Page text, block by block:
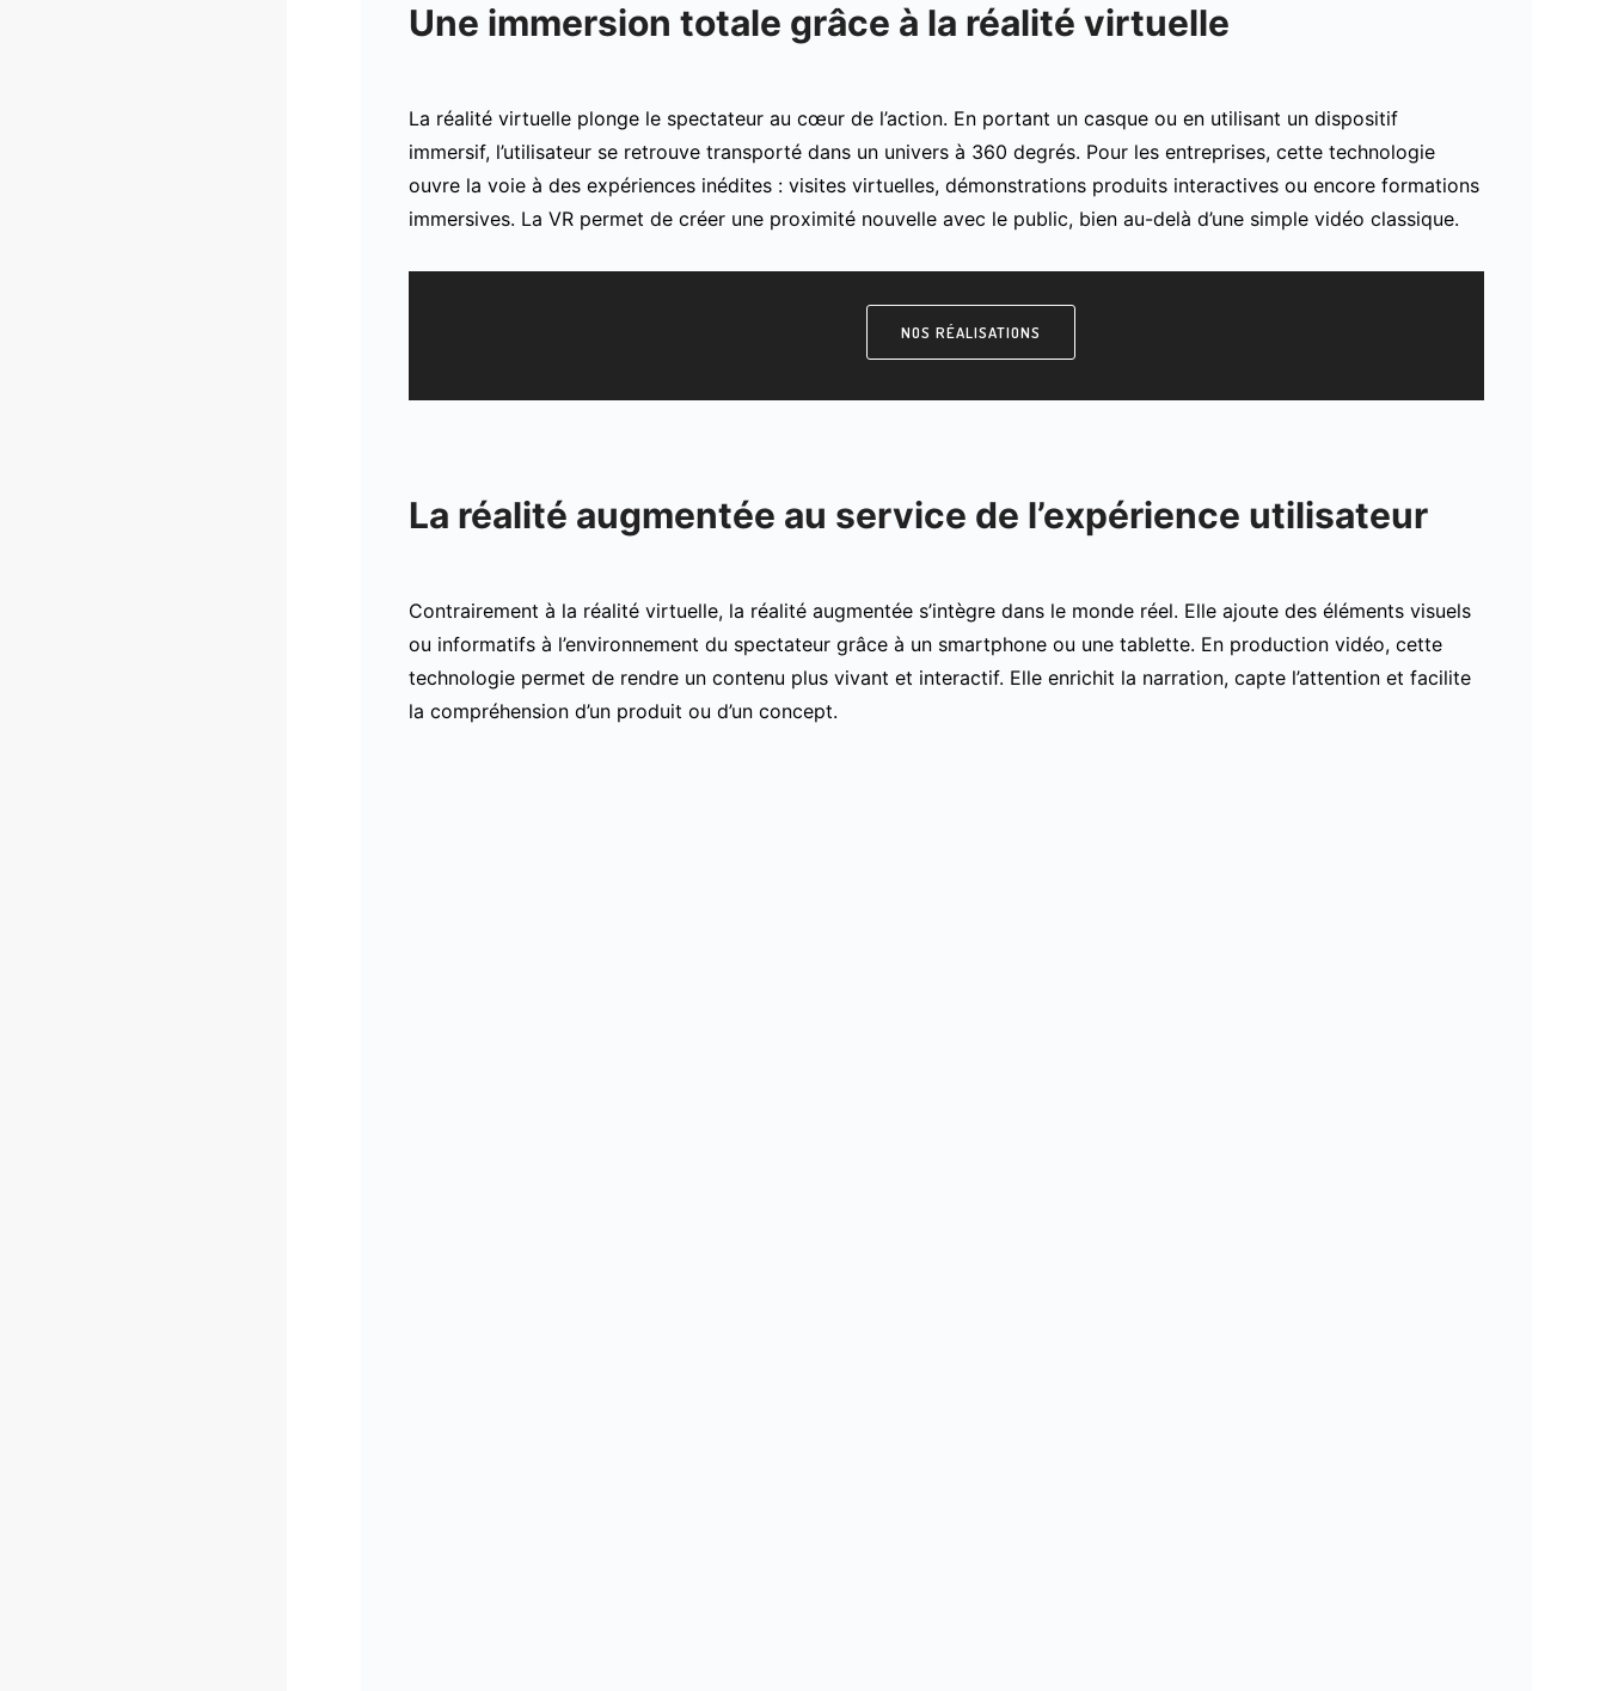
Une immersion totale grâce à la réalité virtuelle
La réalité virtuelle plonge le spectateur au cœur de l’action. En portant un casque ou en utilisant un dispositif
immersif, l’utilisateur se retrouve transporté dans un univers à 360 degrés. Pour les entreprises, cette technologie
ouvre la voie à des expériences inédites : visites virtuelles, démonstrations produits interactives ou encore formations
immersives. La VR permet de créer une proximité nouvelle avec le public, bien au-delà d’une simple vidéo classique.
NOS RÉALISATIONS
La réalité augmentée au service de l’expérience utilisateur
Contrairement à la réalité virtuelle, la réalité augmentée s’intègre dans le monde réel. Elle ajoute des éléments visuels
ou informatifs à l’environnement du spectateur grâce à un smartphone ou une tablette. En production vidéo, cette
technologie permet de rendre un contenu plus vivant et interactif. Elle enrichit la narration, capte l’attention et facilite
la compréhension d’un produit ou d’un concept.